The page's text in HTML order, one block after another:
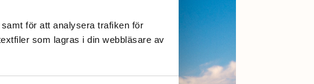
för att analysera trafiken för
som lagras i din webbläsare av